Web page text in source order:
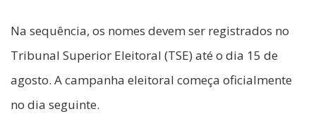
Na sequência, os nomes devem ser registrados no
Tribunal Superior Eleitoral (TSE) até o dia 15 de
agosto. A campanha eleitoral começa oficialmente
no dia seguinte.